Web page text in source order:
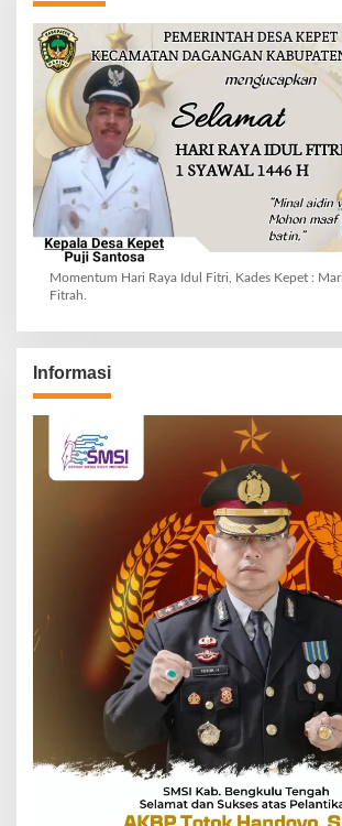
Momentum Hari Raya Idul Fitri, Kades Kepet :
Fitrah.
Informasi